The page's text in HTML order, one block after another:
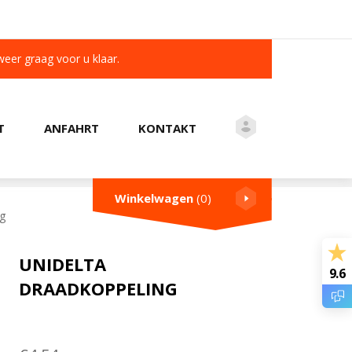
graag voor u klaar.
ANFAHRT KONTAKT
Winkelwagen (0)
UNIDELTA
DRAADKOPPELING
9.6